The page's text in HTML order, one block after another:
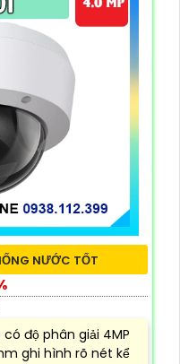
NƯỚC TỐT
độ phân giải 4MP
ghi hình rõ nét kể